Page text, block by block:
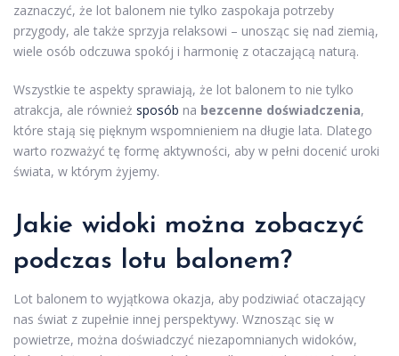
zaznaczyć, że lot balonem nie tylko zaspokaja potrzeby
przygody, ale także sprzyja relaksowi – unosząc się nad ziemią,
wiele osób odczuwa spokój i harmonię z otaczającą naturą.
Wszystkie te aspekty sprawiają, że lot balonem to nie tylko
atrakcja, ale również sposób na bezcenne doświadczenia,
które stają się pięknym wspomnieniem na długie lata. Dlatego
warto rozważyć tę formę aktywności, aby w pełni docenić uroki
świata, w którym żyjemy.
Jakie widoki można zobaczyć
podczas lotu balonem?
Lot balonem to wyjątkowa okazja, aby podziwiać otaczający
nas świat z zupełnie innej perspektywy. Wznosząc się w
powietrze, można doświadczyć niezapomnianych widoków,